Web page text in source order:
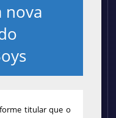
nova
titular que o